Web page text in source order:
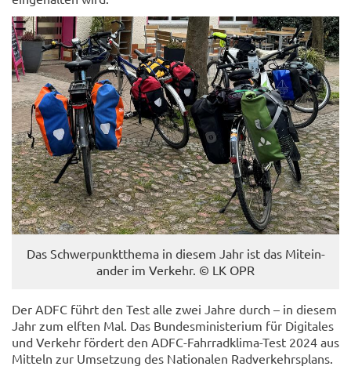
Das Schwer­punkt­the­ma in die­sem Jahr ist das Mit­ein­
an­der im Ver­kehr. © LK OPR
Der ADFC führt den Test alle zwei Jahre durch – in die­sem
Jahr zum elf­ten Mal. Das Bun­des­mi­nis­te­ri­um für Di­gi­ta­les
und Ver­kehr för­dert den ADFC-​Fahrradklima-Test 2024 aus
Mit­teln zur Um­set­zung des Na­tio­na­len Rad­ver­kehrs­plans.